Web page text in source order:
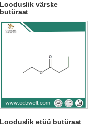
Looduslik värske
butüraat
Looduslik etüülbutüraat